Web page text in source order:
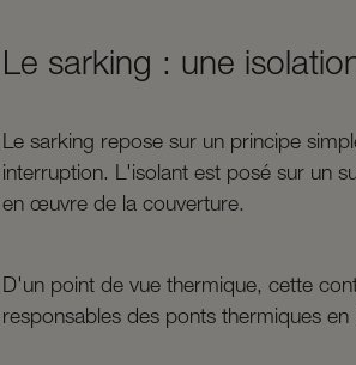
Le sarking : une
Le sarking repose sur un principe
interruption. L'isolant est posé sur un
en œuvre de la couverture.
D'un point de vue thermique, cette
responsables des ponts thermiques